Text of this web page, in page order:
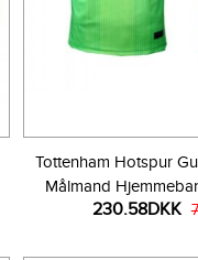
Tottenham Hotspur
Målmand
230.58DKK